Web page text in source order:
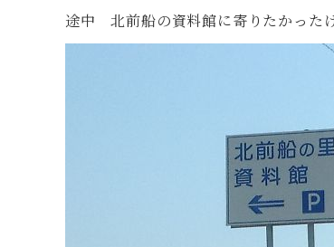
途中 北前船の資料館に寄りたかった